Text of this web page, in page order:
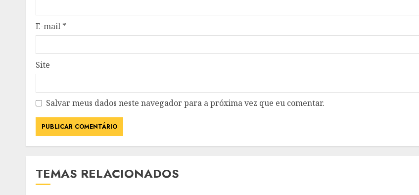
E-mail *
Site
Salvar meus dados neste navegador para a próxima vez que eu comentar.
TEMAS RELACIONADOS